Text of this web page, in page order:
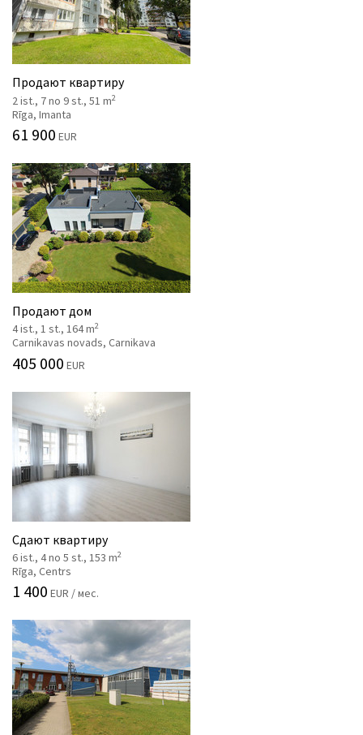
Продают квартиру
2 ist., 7 no 9 st., 51 m2
Rīga, Imanta
61 900 EUR
Продают дом
4 ist., 1 st., 164 m2
Carnikavas novads, Carnikava
405 000 EUR
Сдают квартиру
6 ist., 4 no 5 st., 153 m2
Rīga, Centrs
1 400 EUR / мес.